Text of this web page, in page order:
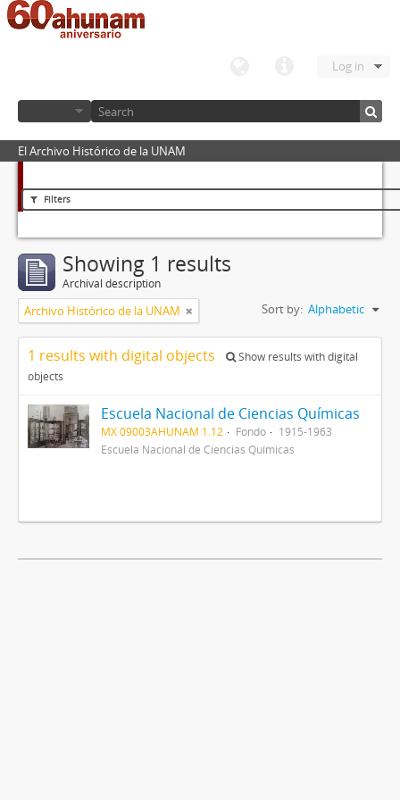
Log in
El Archivo Histórico de la UNAM
Filters
Showing 1 results
Archival description
Archivo Histórico de la UNAM Sort by: Alphabetic
1 results with digital objects
Show results with digital
objects
Escuela Nacional de Ciencias Químicas
MX 09003AHUNAM 1.12 Fondo
1915-1963
Escuela Nacional de Ciencias Químicas